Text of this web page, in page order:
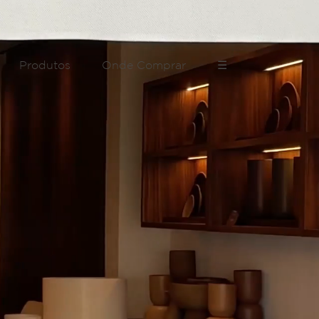
Produtos Onde Comprar ☰